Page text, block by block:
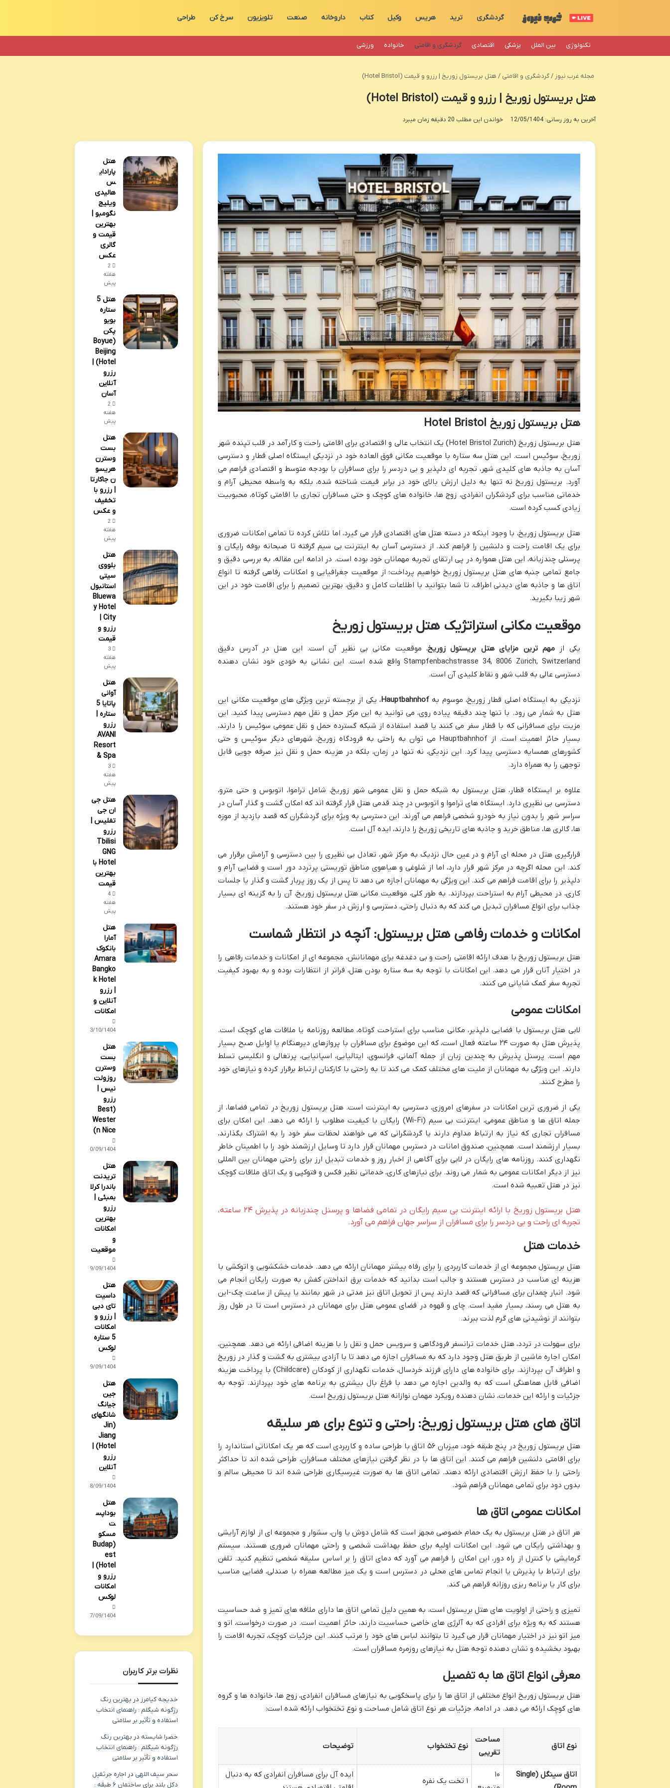
گردشگری ترید هریس وکیل کتاب داروخانه صنعت تلویزیون سرخ کن طراحی
تکنولوژی بین الملل پزشکی اقتصادی گردشگری و اقامتی خانواده ورزشی
مجله غرب نیوز / گردشگری و اقامتی / هتل بریستول زوریخ | رزرو و قیمت (Hotel Bristol)
هتل بریستول زوریخ | رزرو و قیمت (Hotel Bristol)
آخرین به روز رسانی: 12/05/1404 خواندن این مطلب 20 دقیقه زمان میبرد
هتل بریستول زوریخ Hotel Bristol
هتل بریستول زوریخ (Hotel Bristol Zurich) یک انتخاب عالی و اقتصادی برای اقامتی راحت و کارآمد در قلب تپنده شهر
زوریخ، سوئیس است. این هتل سه ستاره با موقعیت مکانی فوق العاده خود در نزدیکی ایستگاه اصلی قطار و دسترسی
آسان به جاذبه های کلیدی شهر، تجربه ای دلپذیر و بی دردسر را برای مسافران با بودجه متوسط و اقتصادی فراهم می
آورد. بریستول زوریخ نه تنها به دلیل ارزش بالای خود در برابر قیمت شناخته شده، بلکه به واسطه محیطی آرام و
خدماتی مناسب برای گردشگران انفرادی، زوج ها، خانواده های کوچک و حتی مسافران تجاری با اقامتی کوتاه، محبوبیت
زیادی کسب کرده است.
هتل بریستول زوریخ، با وجود اینکه در دسته هتل های اقتصادی قرار می گیرد، اما تلاش کرده تا تمامی امکانات ضروری
برای یک اقامت راحت و دلنشین را فراهم کند. از دسترسی آسان به اینترنت بی سیم گرفته تا صبحانه بوفه رایگان و
پرسنلی چندزبانه، این هتل همواره در پی ارتقای تجربه مهمانان خود بوده است. در ادامه این مقاله، به بررسی دقیق و
جامع تمامی جنبه های هتل بریستول زوریخ خواهیم پرداخت؛ از موقعیت جغرافیایی و امکانات رفاهی گرفته تا انواع
اتاق ها و جاذبه های دیدنی اطراف، تا شما بتوانید با اطلاعات کامل و دقیق، بهترین تصمیم را برای اقامت خود در این
شهر زیبا بگیرید.
موقعیت مکانی استراتژیک هتل بریستول زوریخ
یکی ازمهم ترین مزایای هتل بریستول زوریخ، موقعیت مکانی بی نظیر آن است. این هتل در آدرس دقیق
Stampfenbachstrasse 34, 8006 Zürich, Switzerland واقع شده است. این نشانی به خودی خود نشان دهنده
دسترسی عالی به قلب شهر و نقاط کلیدی آن است.
نزدیکی به ایستگاه اصلی قطار زوریخ، موسوم به Hauptbahnhof، یکی از برجسته ترین ویژگی های موقعیت مکانی این
هتل به شمار می رود. با تنها چند دقیقه پیاده روی، می توانید به این مرکز حمل و نقل مهم دسترسی پیدا کنید. این
مزیت برای مسافرانی که با قطار سفر می کنند یا قصد استفاده از شبکه گسترده حمل و نقل عمومی سوئیس را دارند،
بسیار حائز اهمیت است. از Hauptbahnhof می توان به راحتی به فرودگاه زوریخ، شهرهای دیگر سوئیس و حتی
کشورهای همسایه دسترسی پیدا کرد. این نزدیکی، نه تنها در زمان، بلکه در هزینه حمل و نقل نیز صرفه جویی قابل
توجهی را به همراه دارد.
علاوه بر ایستگاه قطار، هتل بریستول به شبکه حمل و نقل عمومی شهر زوریخ، شامل تراموا، اتوبوس و حتی مترو،
دسترسی بی نظیری دارد. ایستگاه های تراموا و اتوبوس در چند قدمی هتل قرار گرفته اند که امکان گشت و گذار آسان در
سراسر شهر را بدون نیاز به خودرو شخصی فراهم می آورند. این دسترسی به ویژه برای گردشگران که قصد بازدید از موزه
ها، گالری ها، مناطق خرید و جاذبه های تاریخی زوریخ را دارند، ایده آل است.
قرارگیری هتل در محله ای آرام و در عین حال نزدیک به مرکز شهر، تعادل بی نظیری را بین دسترسی و آرامش برقرار می
کند. این محله اگرچه در مرکز شهر قرار دارد، اما از شلوغی و هیاهوی مناطق توریستی پرتردد دور است و فضایی آرام و
دلپذیر را برای اقامت فراهم می کند. این ویژگی به مهمانان اجازه می دهد تا پس از یک روز پربار گشت و گذار یا جلسات
کاری، در محیطی آرام به استراحت بپردازند. به طور کلی، موقعیت مکانی هتل بریستول زوریخ، آن را به گزینه ای بسیار
جذاب برای انواع مسافران تبدیل می کند که به دنبال راحتی، دسترسی و ارزش در سفر خود هستند.
امکانات و خدمات رفاهی هتل بریستول: آنچه در انتظار شماست
هتل بریستول زوریخ با هدف ارائه اقامتی راحت و بی دغدغه برای مهمانانش، مجموعه ای از امکانات و خدمات رفاهی را
در اختیار آنان قرار می دهد. این امکانات با توجه به سه ستاره بودن هتل، فراتر از انتظارات بوده و به بهبود کیفیت
تجربه سفر کمک شایانی می کنند.
امکانات عمومی
لابی هتل بریستول با فضایی دلپذیر، مکانی مناسب برای استراحت کوتاه، مطالعه روزنامه یا ملاقات های کوچک است.
پذیرش هتل به صورت ۲۴ ساعته فعال است، که این موضوع برای مسافران با پروازهای دیرهنگام یا اوایل صبح بسیار
مهم است. پرسنل پذیرش به چندین زبان از جمله آلمانی، فرانسوی، ایتالیایی، اسپانیایی، پرتغالی و انگلیسی تسلط
دارند. این ویژگی به مهمانان از ملیت های مختلف کمک می کند تا به راحتی با کارکنان ارتباط برقرار کرده و نیازهای خود
را مطرح کنند.
یکی از ضروری ترین امکانات در سفرهای امروزی، دسترسی به اینترنت است. هتل بریستول زوریخ در تمامی فضاها، از
جمله اتاق ها و مناطق عمومی، اینترنت بی سیم (Wi-Fi) رایگان با کیفیت مطلوب را ارائه می دهد. این امکان برای
مسافران تجاری که نیاز به ارتباط مداوم دارند یا گردشگرانی که می خواهند لحظات سفر خود را به اشتراک بگذارند،
بسیار ارزشمند است. همچنین، صندوق امانات در دسترس مهمانان قرار دارد تا وسایل ارزشمند خود را با اطمینان خاطر
نگهداری کنند. روزنامه های رایگان در لابی برای آگاهی از اخبار روز و خدمات تبدیل ارز برای راحتی مهمانان بین المللی
نیز از دیگر امکانات عمومی به شمار می روند. برای نیازهای کاری، خدماتی نظیر فکس و فتوکپی و یک اتاق ملاقات کوچک
نیز در هتل تعبیه شده است.
هتل بریستول زوریخ با ارائه اینترنت بی سیم رایگان در تمامی فضاها و پرسنل چندزبانه در پذیرش ۲۴ ساعته،
تجربه ای راحت و بی دردسر را برای مسافران از سراسر جهان فراهم می آورد.
خدمات هتل
هتل بریستول مجموعه ای از خدمات کاربردی را برای رفاه بیشتر مهمانان ارائه می دهد. خدمات خشکشویی و اتوکشی با
هزینه ای مناسب در دسترس هستند و جالب است بدانید که خدمات برق انداختن کفش به صورت رایگان انجام می
شود. انبار چمدان برای مسافرانی که قصد دارند پس از تحویل اتاق نیز مدتی در شهر بمانند یا پیش از ساعت چک-این
به هتل می رسند، بسیار مفید است. چای و قهوه در فضای عمومی هتل برای مهمانان در دسترس است تا در طول روز
بتوانند از نوشیدنی های گرم لذت ببرند.
برای سهولت در تردد، هتل خدمات ترانسفر فرودگاهی و سرویس حمل و نقل را با هزینه اضافی ارائه می دهد. همچنین،
امکان اجاره ماشین از طریق هتل وجود دارد که به مسافران اجازه می دهد تا با آزادی بیشتری به گشت و گذار در زوریخ
و اطراف آن بپردازند. برای خانواده های دارای فرزند خردسال، خدمات نگهداری از کودکان (Childcare) با پرداخت هزینه
اضافی قابل هماهنگی است که به والدین اجازه می دهد با فراغ بال بیشتری به برنامه های خود بپردازند. توجه به
جزئیات و ارائه این خدمات، نشان دهنده رویکرد مهمان نوازانه هتل بریستول زوریخ است.
اتاق های هتل بریستول زوریخ: راحتی و تنوع برای هر سلیقه
هتل بریستول زوریخ در پنج طبقه خود، میزبان ۵۶ اتاق با طراحی ساده و کاربردی است که هر یک امکاناتی استاندارد را
برای اقامتی دلنشین فراهم می کنند. این اتاق ها با در نظر گرفتن نیازهای مختلف مسافران، طراحی شده اند تا حداکثر
راحتی را با حفظ ارزش اقتصادی ارائه دهند. تمامی اتاق ها به صورت غیرسیگاری طراحی شده اند تا محیطی سالم و
بدون دود برای تمامی مهمانان فراهم شود.
امکانات عمومی اتاق ها
هر اتاق در هتل بریستول به یک حمام خصوصی مجهز است که شامل دوش یا وان، سشوار و مجموعه ای از لوازم آرایشی
و بهداشتی رایگان می شود. این امکانات اولیه برای حفظ بهداشت شخصی و راحتی مهمانان ضروری هستند. سیستم
گرمایشی با کنترل از راه دور، این امکان را فراهم می آورد که دمای اتاق را بر اساس سلیقه شخصی تنظیم کنید. تلفن
برای ارتباط با پذیرش یا انجام تماس های محلی در دسترس است و یک میز مطالعه همراه با صندلی، فضایی مناسب
برای کار یا برنامه ریزی روزانه فراهم می کند.
تمیزی و راحتی از اولویت های هتل بریستول است، به همین دلیل تمامی اتاق ها دارای ملافه های تمیز و ضد حساسیت
هستند که به ویژه برای افرادی که به آلرژی های خاصی حساسیت دارند، حائز اهمیت است. در صورت درخواست، اتو و
میز اتو نیز در اختیار مهمانان قرار می گیرد تا بتوانند لباس های خود را مرتب کنند. این جزئیات کوچک، تجربه اقامت را
بهبود بخشیده و نشان دهنده توجه هتل به نیازهای روزمره مسافران است.
معرفی انواع اتاق ها به تفصیل
هتل بریستول زوریخ انواع مختلفی از اتاق ها را برای پاسخگویی به نیازهای مسافران انفرادی، زوج ها، خانواده ها و گروه
های کوچک ارائه می دهد. در ادامه، جزئیات هر نوع اتاق شامل مساحت و نوع تختخواب ارائه شده است:
نوع اتاق
مساحت
تقریبی
نوع تختخواب توضیحات
اتاق سینگل (Single
۱۰
۱ تخت یک نفره
ایده آل برای مسافران انفرادی که به دنبال
هتل
پارادای
س
هالیدی
ویلیج
نگومبو |
بهترین
قیمت و
گالری
عکس
2
هفته
پیش
هتل 5
ستاره
بویو
پکن
(Boyue
Beijing
Hotel) |
رزرو
آنلاین
آسان
2
هفته
پیش
هتل
بست
وسترن
هریسو
ن جاکارتا
| رزرو با
تخفیف
و عکس
2
هفته
پیش
هتل
بلووی
سیتی
استانبول
Bluewa
y Hotel
City |
رزرو و
قیمت
3
هفته
پیش
هتل
آوانی
پاتایا 5
ستاره |
رزرو
AVANI
Resort
& Spa
3
هفته
پیش
هتل جی
ان جی
تفلیس |
رزرو
Tbilisi
GNG
Hotel با
بهترین
قیمت
4
هفته
پیش
هتل
آمارا
بانکوک
Amara
Bangko
k Hotel
| رزرو
آنلاین و
امکانات
03/10/1404
هتل
بست
وسترن
روزولت
نیس |
رزرو
(Best
Wester
n Nice)
30/09/1404
هتل
تریدنت
باندرا کرلا
بمبئی |
رزرو
بهترین
امکانات
و
موقعیت
29/09/1404
هتل
داسیت
تای دبی
| رزرو و
امکانات
5 ستاره
لوکس
29/09/1404
هتل
جین
جیانگ
شانگهای
(Jin
Jiang
Hotel) |
رزرو
آنلاین
28/09/1404
هتل
بوداپس
ت
مسکو
(Budap
est
Hotel) |
رزرو و
امکانات
لوکس
27/09/1404
نظرات برتر کاربران
خدیجه کیامرز در بهترین رنگ
رژگونه شیگلم : راهنمای انتخاب
استفاده و تأثیر بر سلامتی
خضرا شایسته در بهترین رنگ
رژگونه شیگلم : راهنمای انتخاب
استفاده و تأثیر بر سلامتی
سحر سیف اللهی در اجاره جرثقیل
دکل بلند برای ساختمان ۶ طبقه :